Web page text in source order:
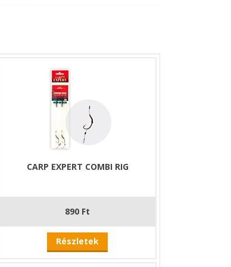
CARP EXPERT COMBI RIG
890 Ft
Részletek